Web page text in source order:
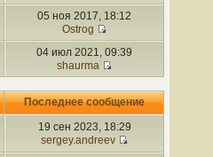
05 ноя 2017, 18:12
Ostrog
04 июл 2021, 09:39
shaurma
Последнее сообщение
19 сен 2023, 18:29
sergey.andreev